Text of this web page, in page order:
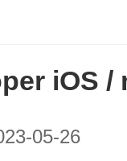
iOS /
05-26